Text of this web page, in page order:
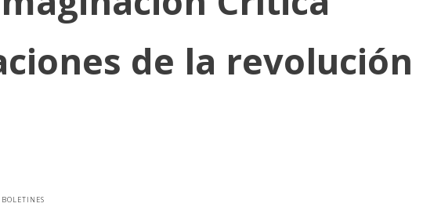
de la revolución